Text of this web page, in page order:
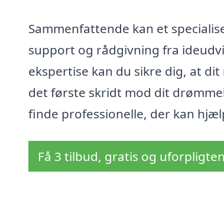
Sammenfattende kan et
support og rådgivning fra
ekspertise kan du sikre dig, at
det første skridt mod dit
finde professionelle, der kan
Få 3 tilbud, gratis og